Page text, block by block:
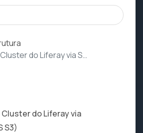
Configurando Cluster do Liferay via S3_PING (AWS S3)
do Liferay via
S3)